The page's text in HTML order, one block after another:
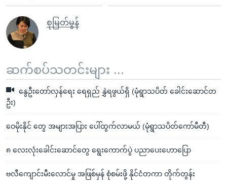
စုမြတ်မွန်
ဆက်စပ်သတင်းများ ...
နွေဦးတော်လှန်ရေး ရေရှည် နွှဲရဖွယ်ရှိ (မုံရွာသပိတ် ခေါင်းဆောင်တ
ဦး)
ဝေမိုးနိုင် တွေ အများအပြား ပေါ်ထွက်လာမယ် (မုံရွာသပိတ်ကော်မီတီ)
၈ လေးလုံးခေါင်းဆောင်တွေ ရွေးကောက်ပွဲ ပညာပေးဟောပြော
ဗလီကျောင်းမီးလောင်မှု အဖြစ်မှန် စုံစမ်းဖို့ နိုင်ငံတကာ တိုက်တွန်း